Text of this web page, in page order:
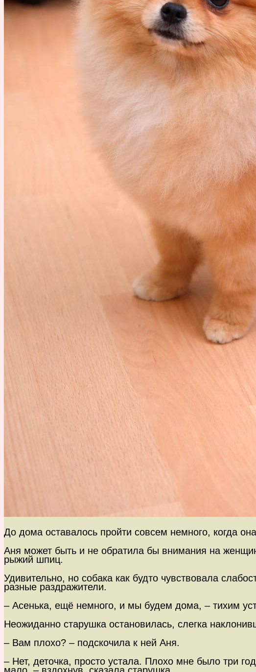
До дома оставалось пройти совсем немного, когда
Аня может быть и не обратила бы внимания на
рыжий шпиц.
Удивительно, но собака как будто чувствовала
разные раздражители.
– Асенька, ещё немного, и мы будем дома, – тихим
Неожиданно старушка остановилась, слегка
– Вам плохо? – подскочила к ней Аня.
– Нет, деточка, просто устала. Плохо мне было три